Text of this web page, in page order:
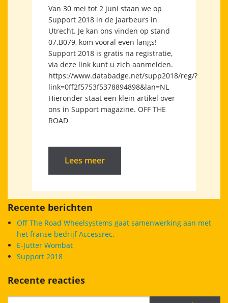
Van 30 mei tot 2 juni staan we op
Support 2018 in de Jaarbeurs in
Utrecht. Je kan ons vinden op stand
07.B079, kom vooral even langs!
Support 2018 is gratis na registratie,
via deze link kunt u zich aanmelden.
https://www.databadge.net/supp2018/reg/?
link=0ff2f5753f5378894898&lan=NL
Hieronder staat een klein artikel over
ons in Support magazine. OFF THE
ROAD
Lees meer
Recente berichten
Off The Road Wheelsystems gaat samenwerking aan met
het franse bedrijf Accessrec.
E-Jutter Wombat
Support 2018
Recente reacties